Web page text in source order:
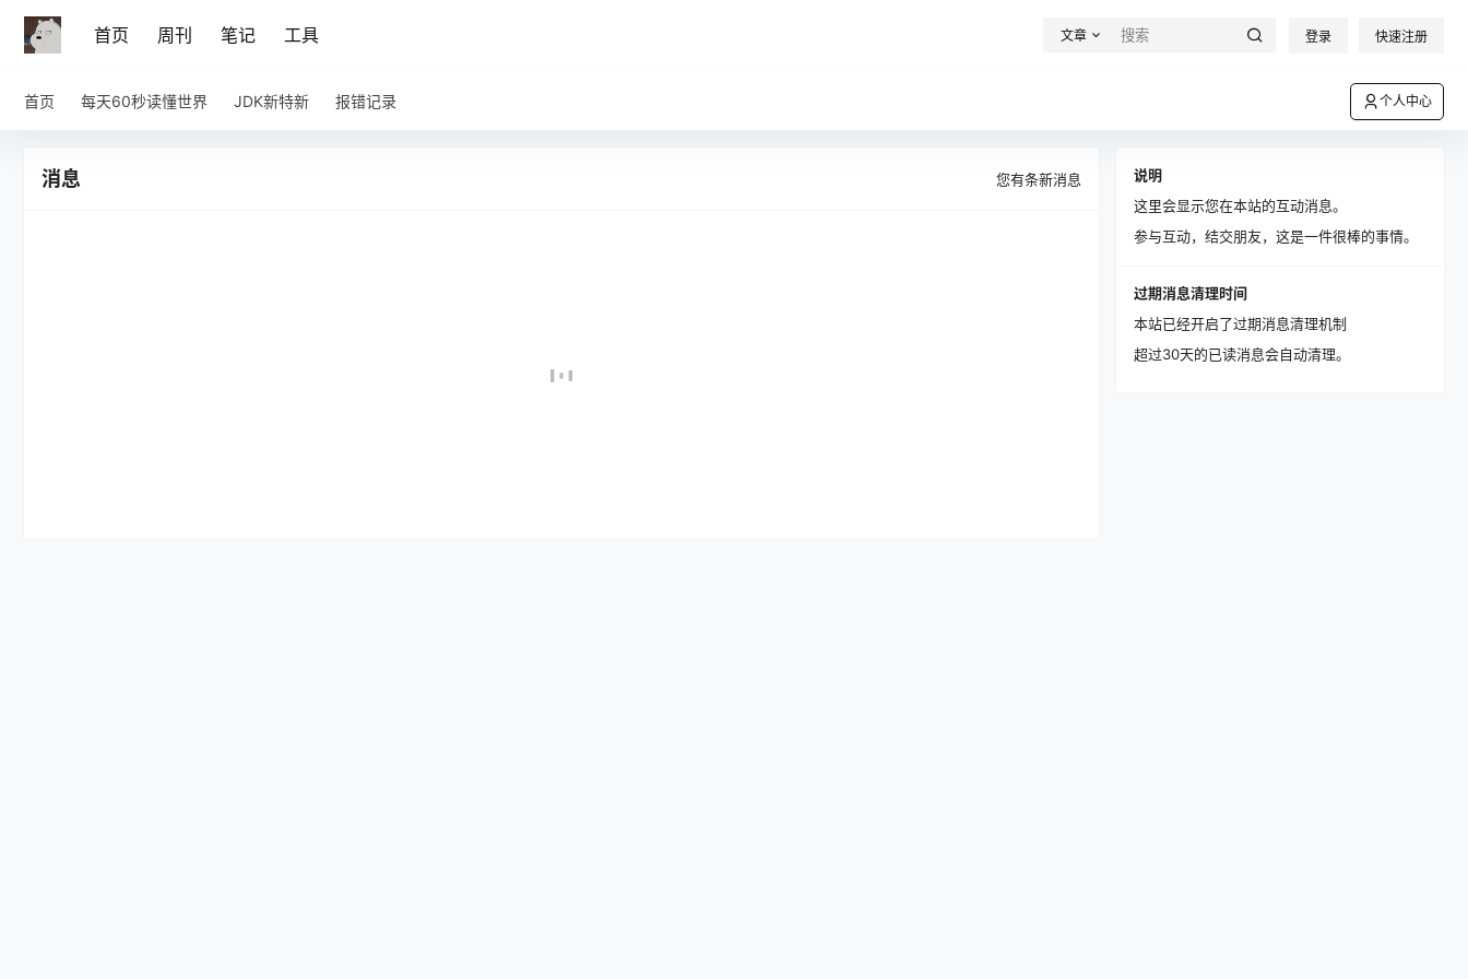
首页 周刊 笔记 工具 文章 登录 快速注册
首页 每天60秒读懂世界 JDK新特新 报错记录 个人中心
消息 您有条新消息
说明
这里会显示您在本站的互动消息。
参与互动，结交朋友，这是一件很棒的事情。
过期消息清理时间
本站已经开启了过期消息清理机制
超过30天的已读消息会自动清理。